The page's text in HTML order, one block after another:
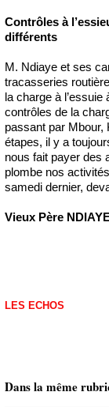
Contrôles à
différents
M. Ndiaye et ses
tracasseries
la charge à l’essuie
contrôles de la
passant par Mbour,
étapes, il y a
nous fait payer des
plombe nos
samedi dernier,
Vieux Père
LES ECHOS
Dans la même